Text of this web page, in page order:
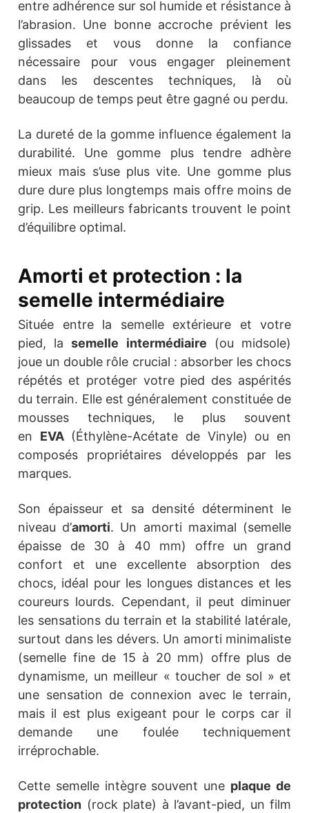
entre adhérence sur sol humide et résistance à
l’abrasion. Une bonne accroche prévient les
glissades et vous donne la confiance
nécessaire pour vous engager pleinement
dans les descentes techniques, là où
beaucoup de temps peut être gagné ou perdu.
La dureté de la gomme influence également la
durabilité. Une gomme plus tendre adhère
mieux mais s’use plus vite. Une gomme plus
dure dure plus longtemps mais offre moins de
grip. Les meilleurs fabricants trouvent le point
d’équilibre optimal.
Amorti et protection : la
semelle intermédiaire
Située entre la semelle extérieure et votre
pied, lasemelle intermédiaire (ou midsole)
joue un double rôle crucial : absorber les chocs
répétés et protéger votre pied des aspérités
du terrain. Elle est généralement constituée de
mousses techniques, le plus souvent
en EVA(Éthylène-Acétate de Vinyle) ou en
composés propriétaires développés par les
marques.
Son épaisseur et sa densité déterminent le
niveau d’amorti. Un amorti maximal (semelle
épaisse de 30 à 40 mm) offre un grand
confort et une excellente absorption des
chocs, idéal pour les longues distances et les
coureurs lourds. Cependant, il peut diminuer
les sensations du terrain et la stabilité latérale,
surtout dans les dévers. Un amorti minimaliste
(semelle fine de 15 à 20 mm) offre plus de
dynamisme, un meilleur « toucher de sol » et
une sensation de connexion avec le terrain,
mais il est plus exigeant pour le corps car il
demande une foulée techniquement
irréprochable.
Cette semelle intègre souvent une plaque de
protection (rock plate) à l’avant-pied, un film